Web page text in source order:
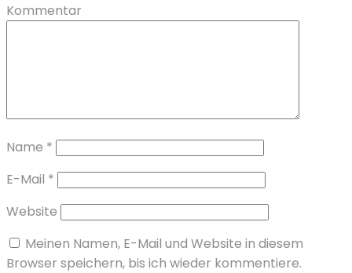
Kommentar
Name *
E-Mail *
Website
Meinen Namen, E-Mail und Website in diesem
Browser speichern, bis ich wieder kommentiere.